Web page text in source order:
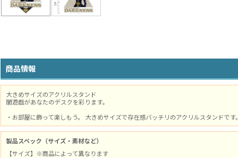
商品情報
大きめサイズのアクリルスタンド
闇遊戯があなたのデスクを彩ります。
・お部屋に飾って楽しもう。 大きめサイズで存在感バッチリのアクリルスタンドです。
製品スペック（サイズ・素材など）
【サイズ】※商品によって異なります